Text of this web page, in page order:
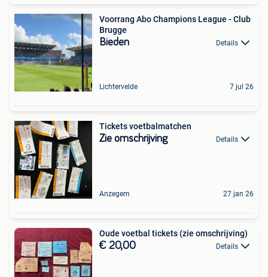
Voorrang Abo Champions League - Club
Brugge
Bieden Details
Lichtervelde 7 jul 26
Tickets voetbalmatchen
Zie omschrijving Details
Anzegem 27 jan 26
Oude voetbal tickets (zie omschrijving)
€ 20,00 Details